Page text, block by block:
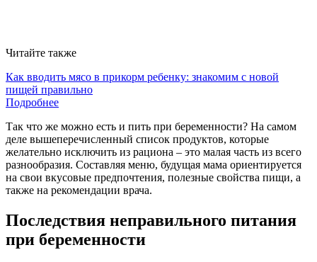
Читайте также
Как вводить мясо в прикорм ребенку: знакомим с новой
пищей правильно
Подробнее
Так что же можно есть и пить при беременности? На самом
деле вышеперечисленный список продуктов, которые
желательно исключить из рациона – это малая часть из всего
разнообразия. Составляя меню, будущая мама ориентируется
на свои вкусовые предпочтения, полезные свойства пищи, а
также на рекомендации врача.
Последствия неправильного питания
при беременности